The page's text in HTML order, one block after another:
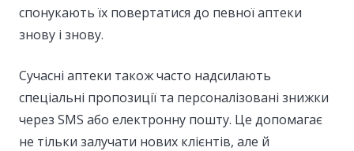
спонукають їх повертатися до певної аптеки
знову і знову.
Сучасні аптеки також часто надсилають
спеціальні пропозиції та персоналізовані знижки
через SMS або електронну пошту. Це допомагає
не тільки залучати нових клієнтів, але й